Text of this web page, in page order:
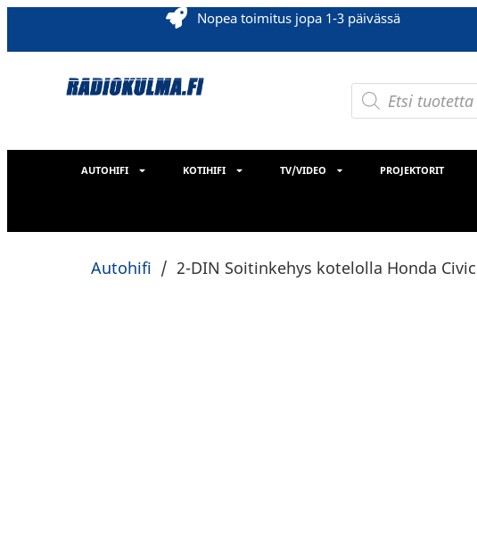
Nopea toimitus jopa 1-3 päivässä
AUTOHIFI KOTIHIFI TV/VIDEO PROJEKTORIT
Autohifi / 2-DIN Soitinkehys kotelolla Honda